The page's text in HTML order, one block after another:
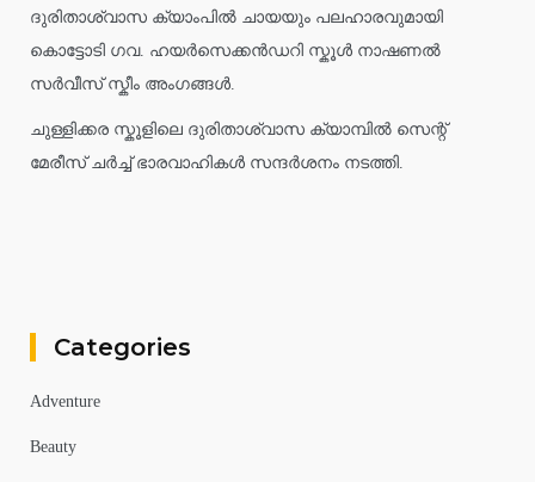
ദുരിതാശ്വാസ ക്യാംപിൽ ചായയും പലഹാരവുമായി
കൊട്ടോടി ഗവ. ഹയർസെക്കൻഡറി സ്കൂൾ നാഷണൽ
സർവീസ് സ്കീം അംഗങ്ങൾ.
ചുള്ളിക്കര സ്കൂളിലെ ദുരിതാശ്വാസ ക്യാമ്പിൽ സെന്റ്
മേരീസ് ചർച്ച് ഭാരവാഹികൾ സന്ദർശനം നടത്തി.
Categories
Adventure
Beauty